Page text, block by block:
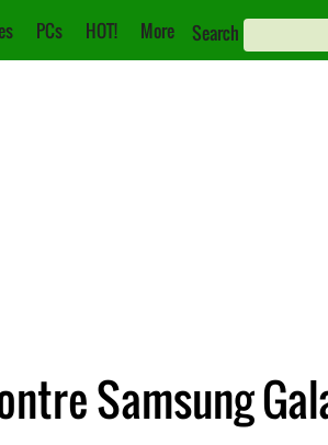
PCs HOT! More Search
Samsung